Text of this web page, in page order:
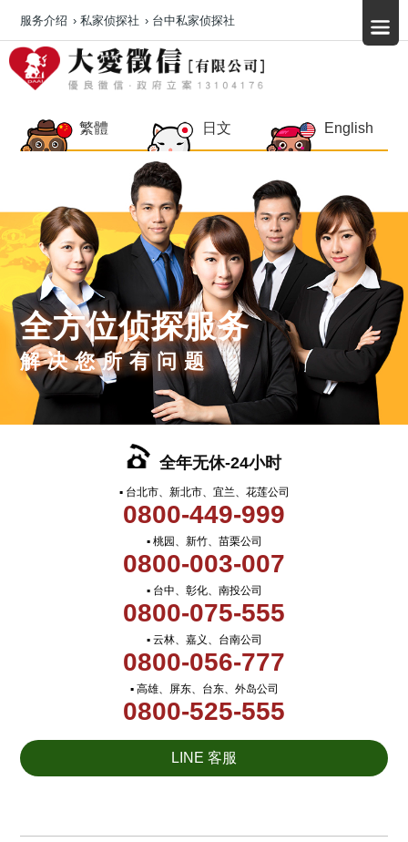
繁體 日文 English
全方位侦探服务
解决您所有问题
全年无休-24小时
▪ 台北市、新北市、宜兰、花莲公司
0800-449-999
▪ 桃园、新竹、苗栗公司
0800-003-007
▪ 台中、彰化、南投公司
0800-075-555
▪ 云林、嘉义、台南公司
0800-056-777
▪ 高雄、屏东、台东、外岛公司
0800-525-555
LINE 客服
服务介绍 › 私家侦探社 › 台中私家侦探社